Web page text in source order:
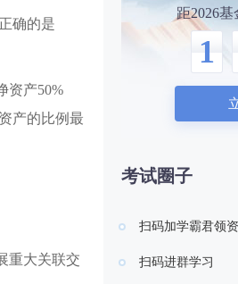
确的是
资产50%
产的比例最
重大关联交
距2026
1
考试圈子
扫码加学霸君领
扫码进群学习